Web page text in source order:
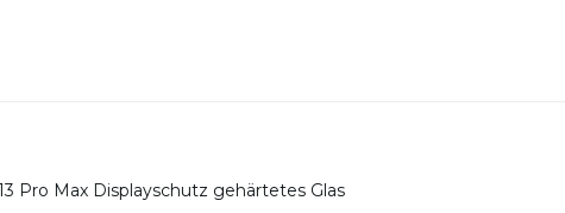
Pro Max Displayschutz gehärtetes Glas